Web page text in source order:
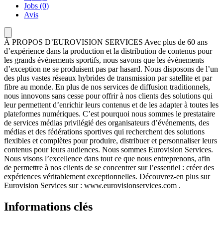
Jobs (0)
Avis
À PROPOS D’EUROVISION SERVICES Avec plus de 60 ans
d’expérience dans la production et la distribution de contenus pour
les grands événements sportifs, nous savons que les événements
d’exception ne se produisent pas par hasard. Nous disposons de l’un
des plus vastes réseaux hybrides de transmission par satellite et par
fibre au monde. En plus de nos services de diffusion traditionnels,
nous innovons sans cesse pour offrir à nos clients des solutions qui
leur permettent d’enrichir leurs contenus et de les adapter à toutes les
plateformes numériques. C’est pourquoi nous sommes le prestataire
de services médias privilégié des organisateurs d’événements, des
médias et des fédérations sportives qui recherchent des solutions
flexibles et complètes pour produire, distribuer et personnaliser leurs
contenus pour leurs audiences. Nous sommes Eurovision Services.
Nous visons l’excellence dans tout ce que nous entreprenons, afin
de permettre à nos clients de se concentrer sur l’essentiel : créer des
expériences véritablement exceptionnelles. Découvrez-en plus sur
Eurovision Services sur : www.eurovisionservices.com .
Informations clés